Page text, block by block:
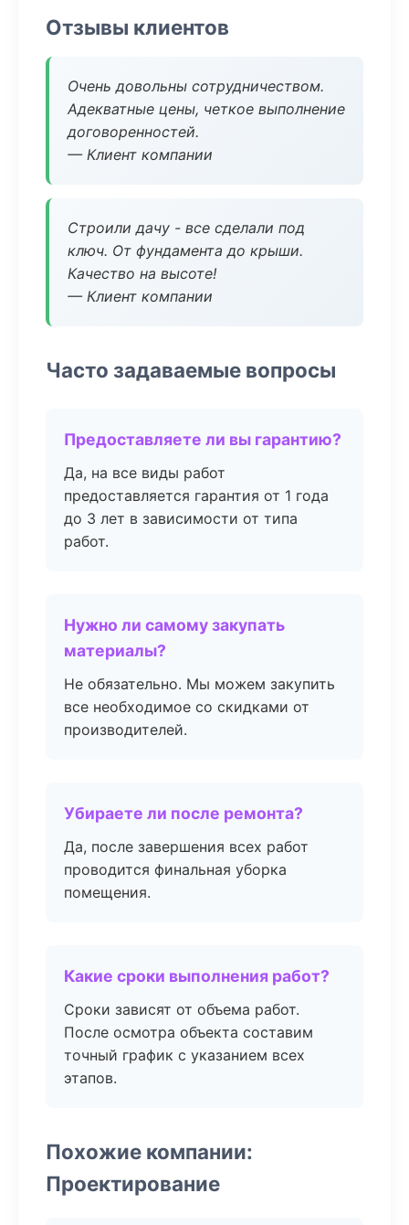
Отзывы клиентов
Очень довольны сотрудничеством.
Адекватные цены, четкое выполнение
договоренностей.
— Клиент компании
Строили дачу - все сделали под
ключ. От фундамента до крыши.
Качество на высоте!
— Клиент компании
Часто задаваемые вопросы
Предоставляете ли вы гарантию?
Да, на все виды работ
предоставляется гарантия от 1 года
до 3 лет в зависимости от типа
работ.
Нужно ли самому закупать
материалы?
Не обязательно. Мы можем закупить
все необходимое со скидками от
производителей.
Убираете ли после ремонта?
Да, после завершения всех работ
проводится финальная уборка
помещения.
Какие сроки выполнения работ?
Сроки зависят от объема работ.
После осмотра объекта составим
точный график с указанием всех
этапов.
Похожие компании:
Проектирование